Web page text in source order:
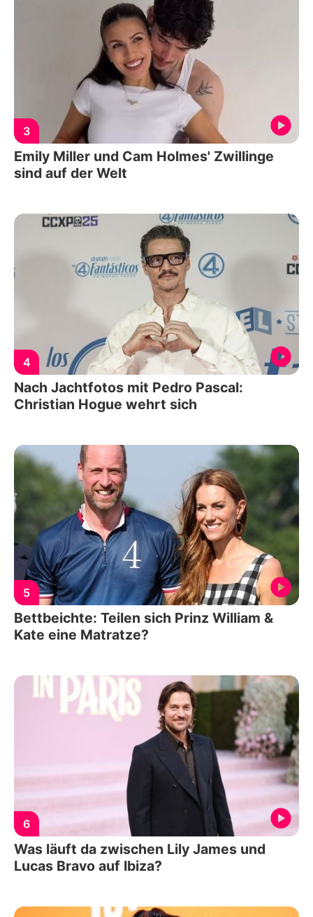
3
Emily Miller und Cam Holmes' Zwillinge
sind auf der Welt
4
Nach Jachtfotos mit Pedro Pascal:
Christian Hogue wehrt sich
5
Bettbeichte: Teilen sich Prinz William &
Kate eine Matratze?
6
Was läuft da zwischen Lily James und
Lucas Bravo auf Ibiza?